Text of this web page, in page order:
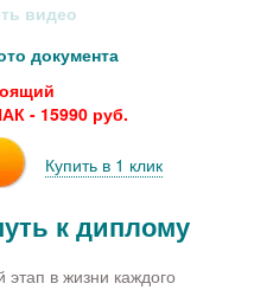
видео
документа
- 15990 руб.
Купить в 1 клик
к диплому
в жизни каждого